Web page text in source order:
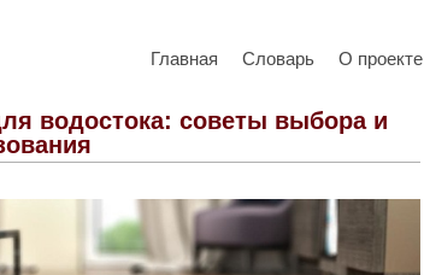
Главная Словарь О проекте
водостока: советы выбора и